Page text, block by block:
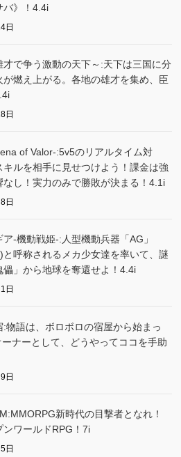
バ》！4.4i
日
才で争う激動の天下～:天下は三国に分
が燃え上がる。各地の雄才を集め、臣
日
of Valor-:5v5のリアルタイム対
キルを相手に見せつけよう！課金は強
なし！実力のみで勝敗が決まる！4.1i
日
-機動戦姫-:人型機動兵器「AG」
呼称されるメカ少女達を率いて、謎
儡」から地球を奪還せよ！4.4i
日
:物語は、ボロボロの宿屋から始まっ
ナーとして、どうやってココを手助
日
新時代の目撃者となれ！
ンワールドRPG！7i
日